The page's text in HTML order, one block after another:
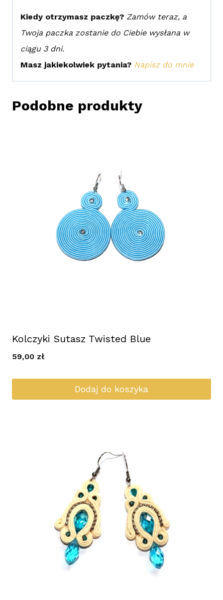
Kiedy otrzymasz paczkę? Zamów teraz, a
Twoja paczka zostanie do Ciebie wysłana w
ciągu 3 dni.
Masz jakiekolwiek pytania? Napisz do mnie
Podobne produkty
Kolczyki Sutasz Twisted Blue
59,00 zł
Dodaj do koszyka